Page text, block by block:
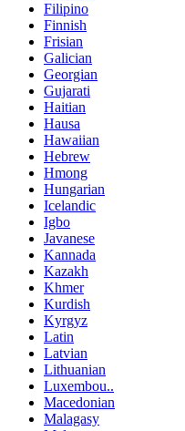
Filipino
Finnish
Frisian
Galician
Georgian
Gujarati
Haitian
Hausa
Hawaiian
Hebrew
Hmong
Hungarian
Icelandic
Igbo
Javanese
Kannada
Kazakh
Khmer
Kurdish
Kyrgyz
Latin
Latvian
Lithuanian
Luxembou..
Macedonian
Malagasy